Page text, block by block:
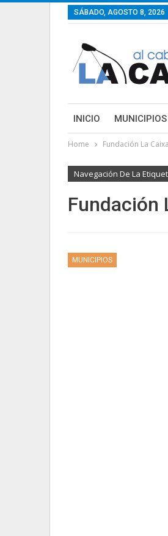
SÁBADO, AGOSTO 8, 2026
INICIO MUNICIPIOS
Home Fundación La Caixa
Navegación De La
Fundación
MUNICIPIOS